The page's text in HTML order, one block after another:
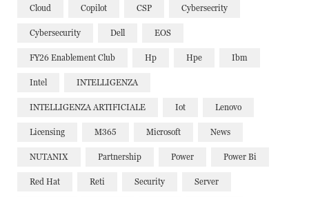
Cloud Copilot CSP Cybersecrity
Cybersecurity Dell EOS
FY26 Enablement Club Hp Hpe Ibm
Intel INTELLIGENZA
INTELLIGENZA ARTIFICIALE Iot Lenovo
Licensing M365 Microsoft News
NUTANIX Partnership Power Power Bi
Red Hat Reti Security Server